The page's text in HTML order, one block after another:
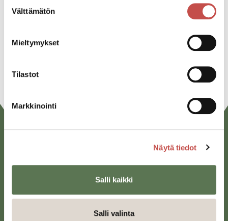
valinta
Välttämätön
Mieltymykset
Tilastot
Markkinointi
Näytä tiedot
Salli kaikki
Salli valinta
Twitter